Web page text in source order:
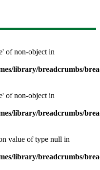
of non-object in
library/breadcrumbs/
of non-object in
library/breadcrumbs/
value of type null in
library/breadcrumbs/